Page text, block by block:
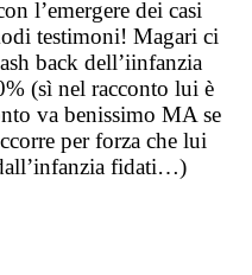
l’emergere dei casi
testimoni! Magari ci
back dell’iinfanzia
(sì nel racconto lui è
va benissimo MA se
per forza che lui
fidati…)